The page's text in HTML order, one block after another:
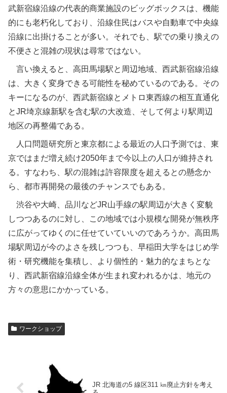
武新宿線沿線の代表的商業施設のビッグボックスは、機能
的にも老朽化しており、沿線住民はバスや自動車で中央線
沿線に出掛けることが多い。それでも、駅での乗り換えの
不便さと混雑の現状は尋常ではない。
言い換えると、高田馬場駅と周辺地域、西武新宿線沿線
は、大きく変身できる可能性を秘めているのである。その
キーになるのが、西武新宿線とメトロ東西線の相互直通化
とJR埼京線新駅を含む駅の大改造、そして何より駅周辺
地区の再整備である。
人口問題研究所と東京都による最近の人口予測では、東
京ではまだ増え続け2050年まで今以上の人口が維持され
る。すなわち、駅の混雑は許容限度を超えるとの懸念か
ら、都市再開発の最後のチャンスでもある。
渋谷や大崎、品川などJR山手線の駅周辺が大きく変貌
しつつあるのに対し、この地域では小規模な開発が無秩序
に広がってゆくのに任せていていいのであろうか。高田馬
場駅周辺が今のよさを残しつつも、早稲田大学をはじめ学
術・研究機能を集積し、より個性的・魅力的なまちとな
り、西武新宿線沿線全体が生まれ変われるかは、地元の
方々の意思にかかっている。
ワークショップ
JR 北海道の5 線区311 ㎞廃止方針を考え